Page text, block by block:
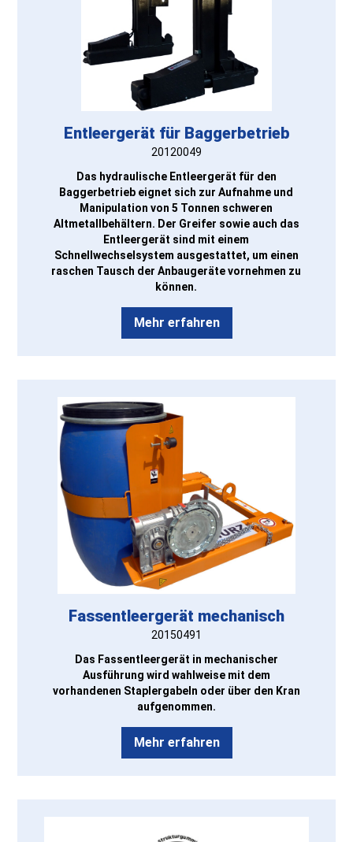
Entleergerät für Baggerbetrieb
20120049
Das hydraulische Entleergerät für den
Baggerbetrieb eignet sich zur Aufnahme und
Manipulation von 5 Tonnen schweren
Altmetallbehältern. Der Greifer sowie auch das
Entleergerät sind mit einem
Schnellwechselsystem ausgestattet, um einen
raschen Tausch der Anbaugeräte vornehmen zu
können.
Mehr erfahren
Fassentleergerät mechanisch
20150491
Das Fassentleergerät in mechanischer
Ausführung wird wahlweise mit dem
vorhandenen Staplergabeln oder über den Kran
aufgenommen.
Mehr erfahren